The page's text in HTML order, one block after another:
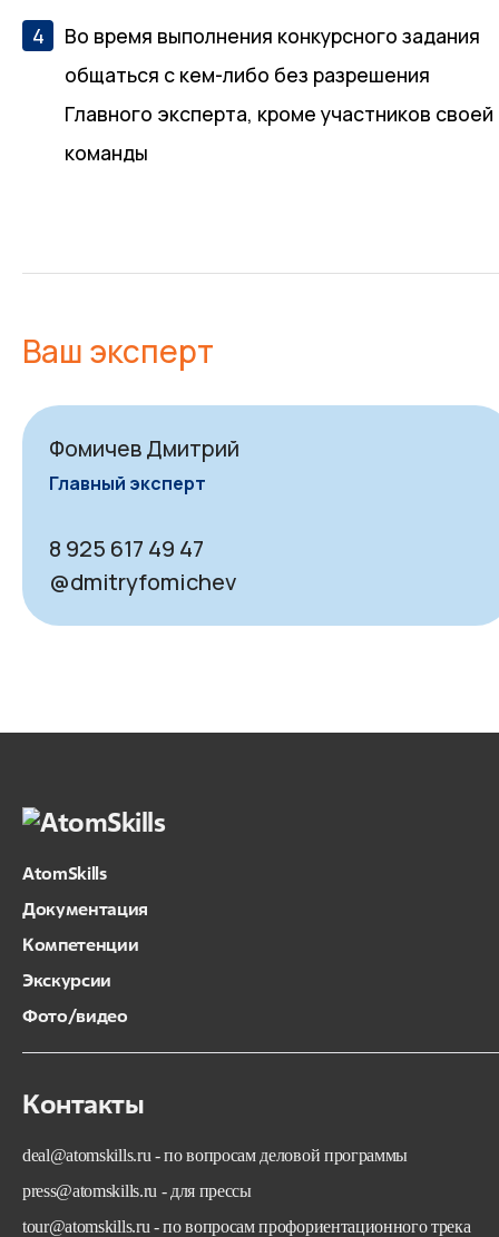
Во время выполнения конкурсного задания
общаться с кем-либо без разрешения
Главного эксперта, кроме участников своей
команды
Ваш эксперт
Фомичев Дмитрий
Главный эксперт
8 925 617 49 47
@dmitryfomichev
AtomSkills
Документация
Компетенции
Экскурсии
Фото/видео
Контакты
deal@atomskills.ru - по вопросам деловой программы
press@atomskills.ru - для прессы
tour@atomskills.ru - по вопросам профориентационного трека